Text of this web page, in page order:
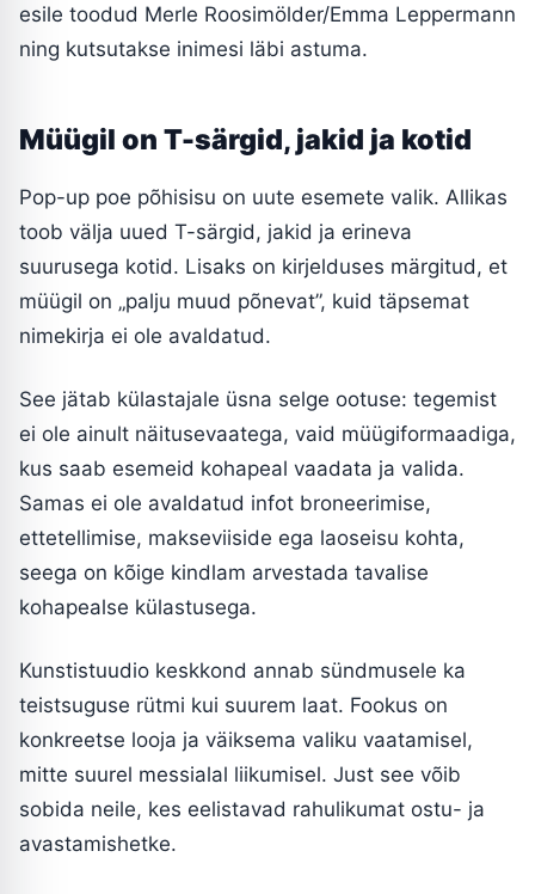
esile toodud Merle Roosimölder/Emma Leppermann
ning kutsutakse inimesi läbi astuma.
Müügil on T-särgid, jakid ja kotid
Pop-up poe põhisisu on uute esemete valik. Allikas
toob välja uued T-särgid, jakid ja erineva
suurusega kotid. Lisaks on kirjelduses märgitud, et
müügil on „palju muud põnevat”, kuid täpsemat
nimekirja ei ole avaldatud.
See jätab külastajale üsna selge ootuse: tegemist
ei ole ainult näitusevaatega, vaid müügiformaadiga,
kus saab esemeid kohapeal vaadata ja valida.
Samas ei ole avaldatud infot broneerimise,
ettetellimise, makseviiside ega laoseisu kohta,
seega on kõige kindlam arvestada tavalise
kohapealse külastusega.
Kunstistuudio keskkond annab sündmusele ka
teistsuguse rütmi kui suurem laat. Fookus on
konkreetse looja ja väiksema valiku vaatamisel,
mitte suurel messialal liikumisel. Just see võib
sobida neile, kes eelistavad rahulikumat ostu- ja
avastamishetke.